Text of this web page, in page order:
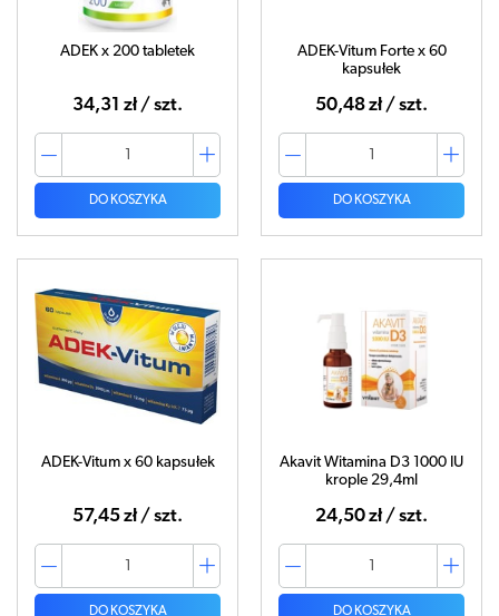
ADEK x 200 tabletek
34,31 zł / szt.
DO KOSZYKA
ADEK-Vitum Forte x 60
kapsułek
50,48 zł / szt.
DO KOSZYKA
ADEK-Vitum x 60 kapsułek
57,45 zł / szt.
DO KOSZYKA
Akavit Witamina D3 1000 IU
krople 29,4ml
24,50 zł / szt.
DO KOSZYKA